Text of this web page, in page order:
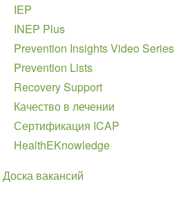
IEP
INEP Plus
Prevention Insights Video Series
Prevention Lists
Recovery Support
Качество в лечении
Сертификация ICAP
HealthEKnowledge
Доска вакансий